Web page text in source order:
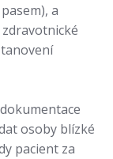
a
osoby blízké
pacient za